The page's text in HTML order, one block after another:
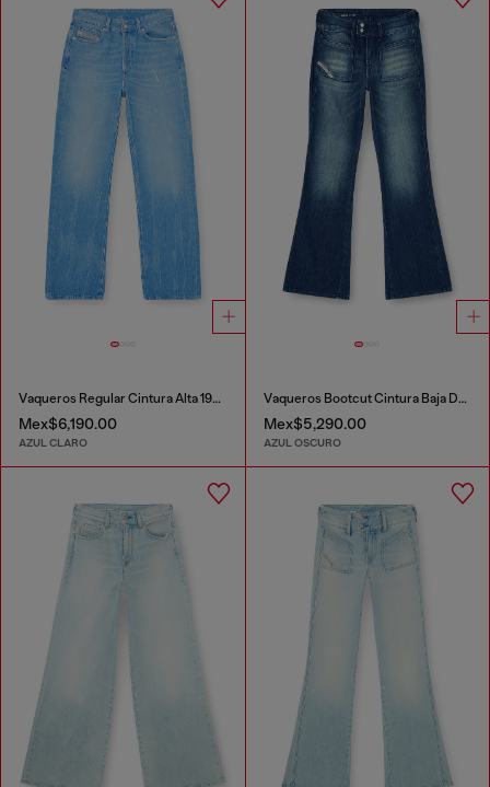
Vaqueros Regular Cintura Alta 1971 D-Sent
Mex$6,190.00
AZUL CLARO
Vaqueros Bootcut Cintura Baja D-Hush
Mex$5,290.00
AZUL OSCURO